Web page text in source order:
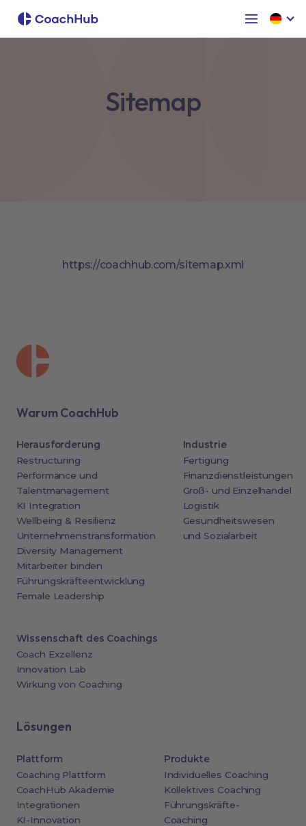
Sitemap
https://coachhub.com/sitemap.xml
Warum CoachHub
Herausforderung
Restructuring
Performance und
Talentmanagement
KI Integration
Wellbeing & Resilienz
Unternehmenstransformation
Diversity Management
Mitarbeiter binden
Führungskräfteentwicklung
Female Leadership
Industrie
Fertigung
Finanzdienstleistungen
Groß- und Einzelhandel
Logistik
Gesundheitswesen
und Sozialarbeit
Wissenschaft des Coachings
Coach Exzellenz
Innovation Lab
Wirkung von Coaching
Lösungen
Plattform
Coaching Plattform
CoachHub Akademie
Integrationen
KI-Innovation
Produkte
Individuelles Coaching
Kollektives Coaching
Führungskräfte-
Coaching